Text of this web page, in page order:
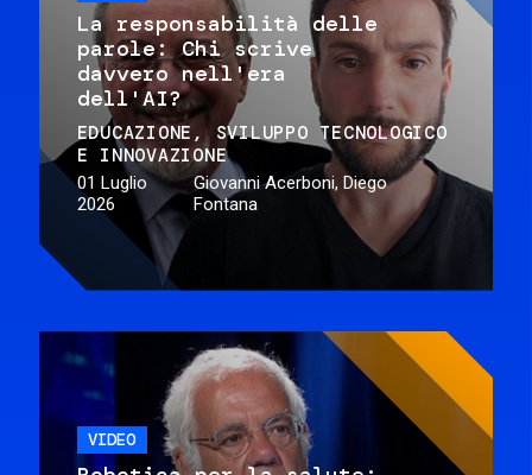
La responsabilità delle
parole: Chi scrive
davvero nell'era
dell'AI?
EDUCAZIONE
SVILUPPO TECNOLOGICO
E INNOVAZIONE
01 Luglio
2026
Giovanni Acerboni, Diego
Fontana
VIDEO